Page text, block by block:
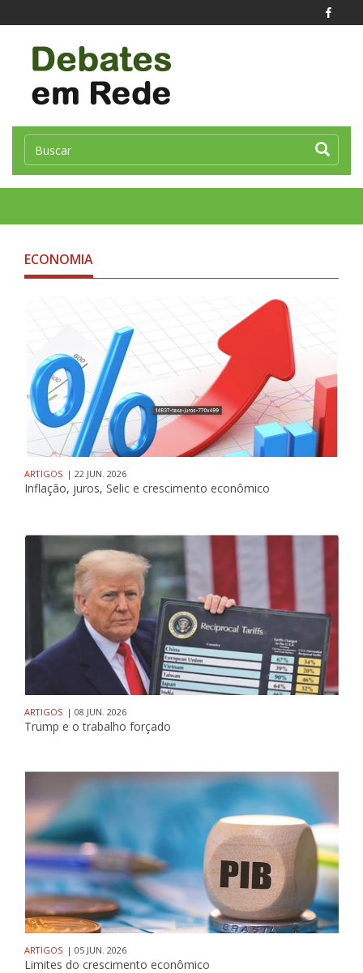
ECONOMIA
ARTIGOS | 22 JUN. 2026
Inflação, juros, Selic e crescimento econômico
ARTIGOS | 08 JUN. 2026
Trump e o trabalho forçado
ARTIGOS | 05 JUN. 2026
Limites do crescimento econômico